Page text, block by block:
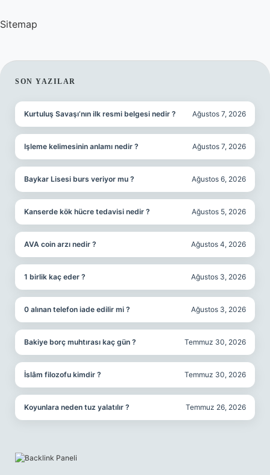
Sitemap
SIDEBAR
SON YAZILAR
Kurtuluş Savaşı’nın ilk resmi belgesi nedir ? Ağustos 7, 2026
Işleme kelimesinin anlamı nedir ? Ağustos 7, 2026
Baykar Lisesi burs veriyor mu ? Ağustos 6, 2026
Kanserde kök hücre tedavisi nedir ? Ağustos 5, 2026
AVA coin arzı nedir ? Ağustos 4, 2026
1 birlik kaç eder ? Ağustos 3, 2026
0 alınan telefon iade edilir mi ? Ağustos 3, 2026
Bakiye borç muhtırası kaç gün ? Temmuz 30, 2026
İslâm filozofu kimdir ? Temmuz 30, 2026
Koyunlara neden tuz yalatılır ? Temmuz 26, 2026